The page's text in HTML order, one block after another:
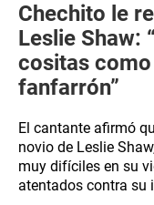
Chechito le
Leslie Shaw:
cositas
fanfarrón”
El cantante afirmó
novio de Leslie
muy difíciles en su
atentados contra su